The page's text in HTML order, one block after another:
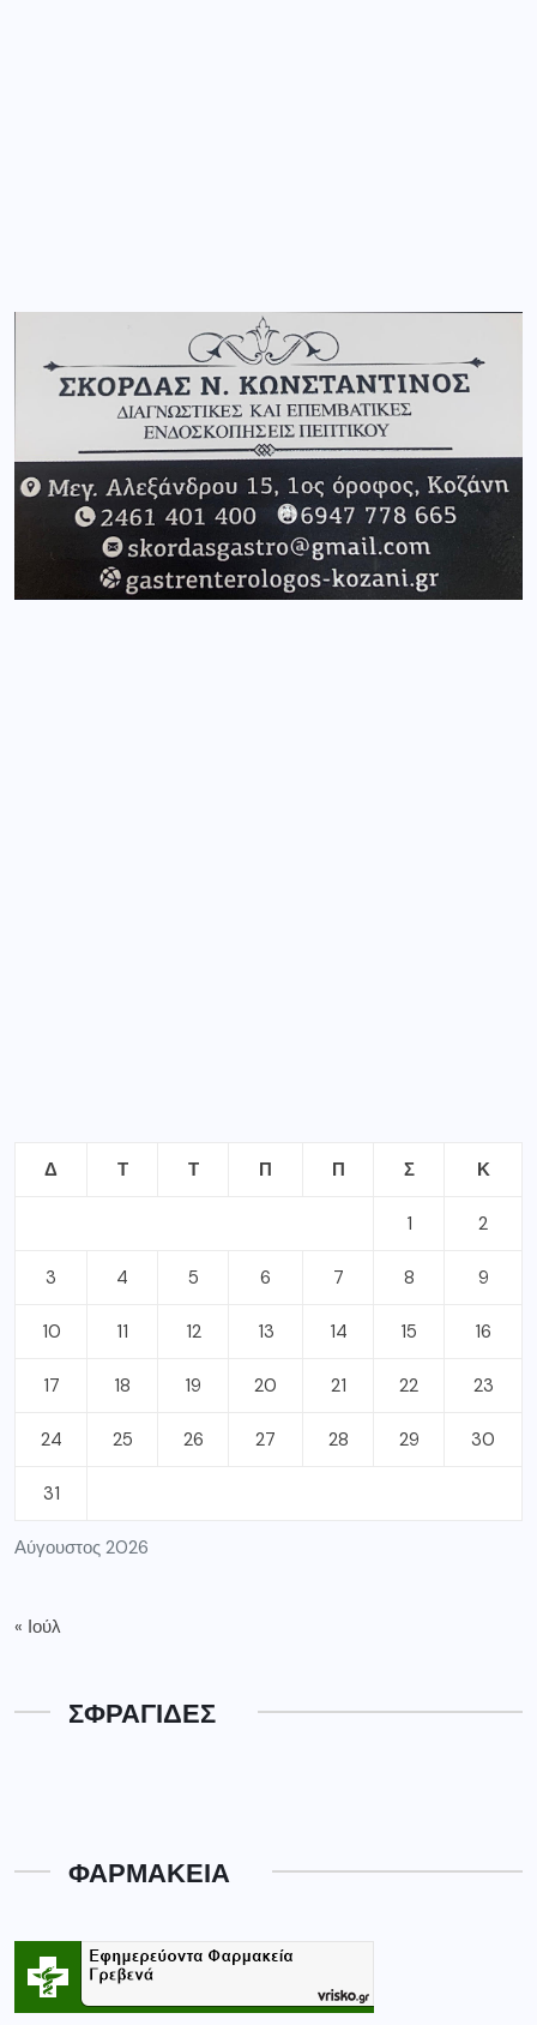
Αύγουστος 2026
Δ Τ Τ Π Π Σ Κ
1 2
3 4 5 6 7 8 9
10 11 12 13 14 15 16
17 18 19 20 21 22 23
24 25 26 27 28 29 30
31
« Ιούλ
ΣΦΡΑΓΙΔΕΣ
ΦΑΡΜΑΚΕΙΑ